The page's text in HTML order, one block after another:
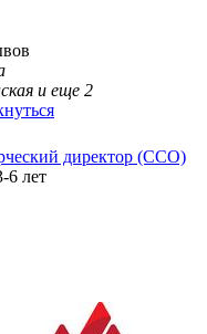
и еще 2
директор (CCO)
6 лет